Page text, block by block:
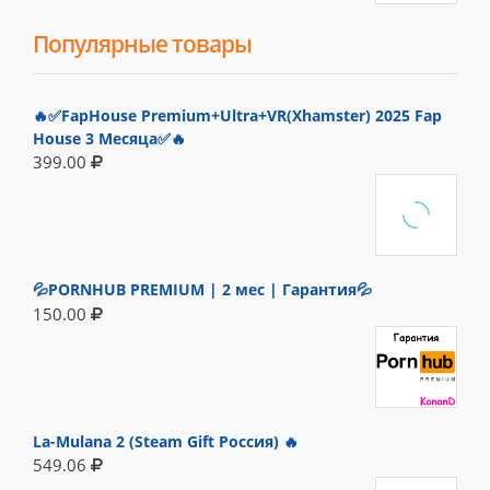
Популярные товары
🔥✅FapHouse Premium+Ultra+VR(Xhamster) 2025 Fap
House 3 Месяца✅🔥
399.00
💦PORNHUB PREMIUM | 2 мес | Гарантия💦
150.00
La-Mulana 2 (Steam Gift Россия) 🔥
549.06